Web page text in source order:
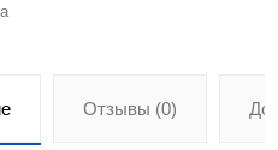
Отзывы (0)